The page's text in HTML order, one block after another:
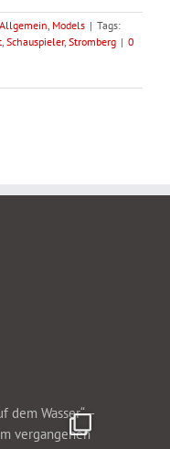
Allgemein, Models | Tags:
, Schauspieler, Stromberg | 0